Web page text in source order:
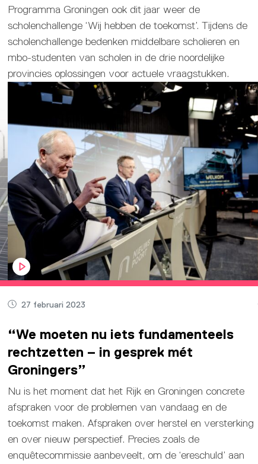
Programma Groningen ook dit jaar weer de
scholenchallenge ‘Wij hebben de toekomst’. Tijdens de
scholenchallenge bedenken middelbare scholieren en
mbo-studenten van scholen in de drie noordelijke
provincies oplossingen voor actuele vraagstukken.
27 februari 2023
“We moeten nu iets fundamenteels
rechtzetten – in gesprek mét
Groningers”
Nu is het moment dat het Rijk en Groningen concrete
afspraken voor de problemen van vandaag en de
toekomst maken. Afspraken over herstel en versterking
en over nieuw perspectief. Precies zoals de
enquêtecommissie aanbeveelt, om de ‘ereschuld’ aan